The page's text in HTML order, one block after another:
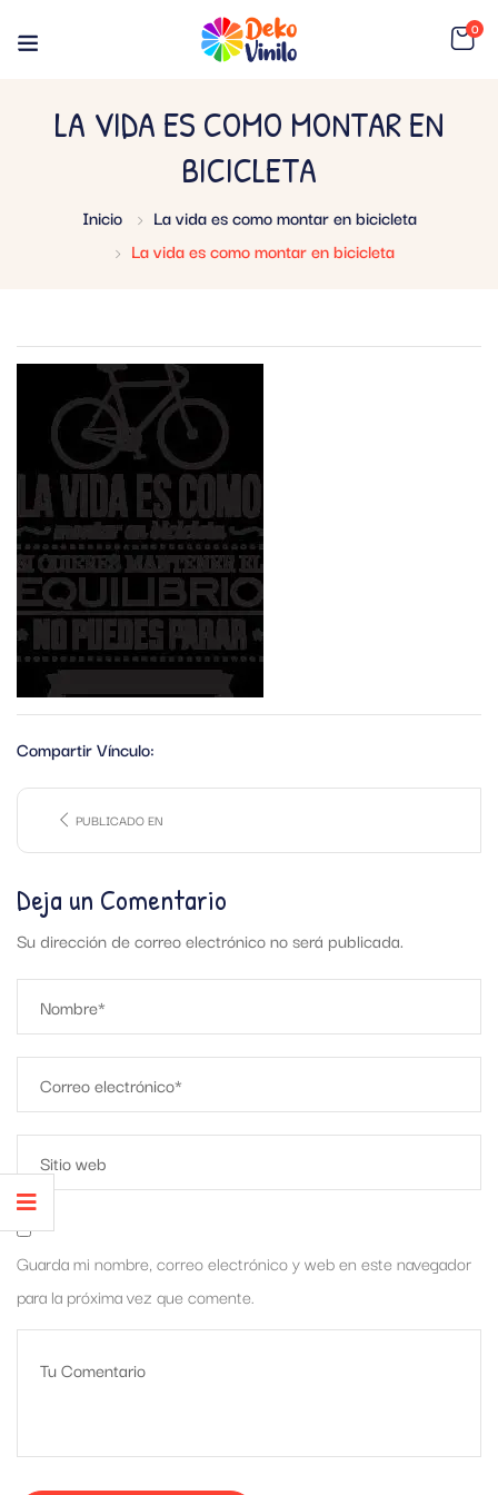
0
LA VIDA ES COMO MONTAR EN
BICICLETA
Inicio
La vida es como montar en bicicleta
La vida es como montar en bicicleta
Compartir Vínculo:
PUBLICADO EN
Deja un Comentario
Su dirección de correo electrónico no será publicada.
Guarda mi nombre, correo electrónico y web en este navegador
para la próxima vez que comente.